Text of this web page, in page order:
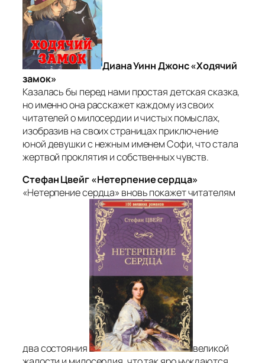
Диана Уинн Джонс «Ходячий
замок»
Казалась бы перед нами простая детская сказка,
но именно она расскажет каждому из своих
читателей о милосердии и чистых помыслах,
изобразив на своих страницах приключение
юной девушки с нежным именем Софи, что стала
жертвой проклятия и собственных чувств.
Стефан Цвейг «Нетерпение сердца»
«Нетерпение сердца» вновь покажет читателям
два состояния
великой